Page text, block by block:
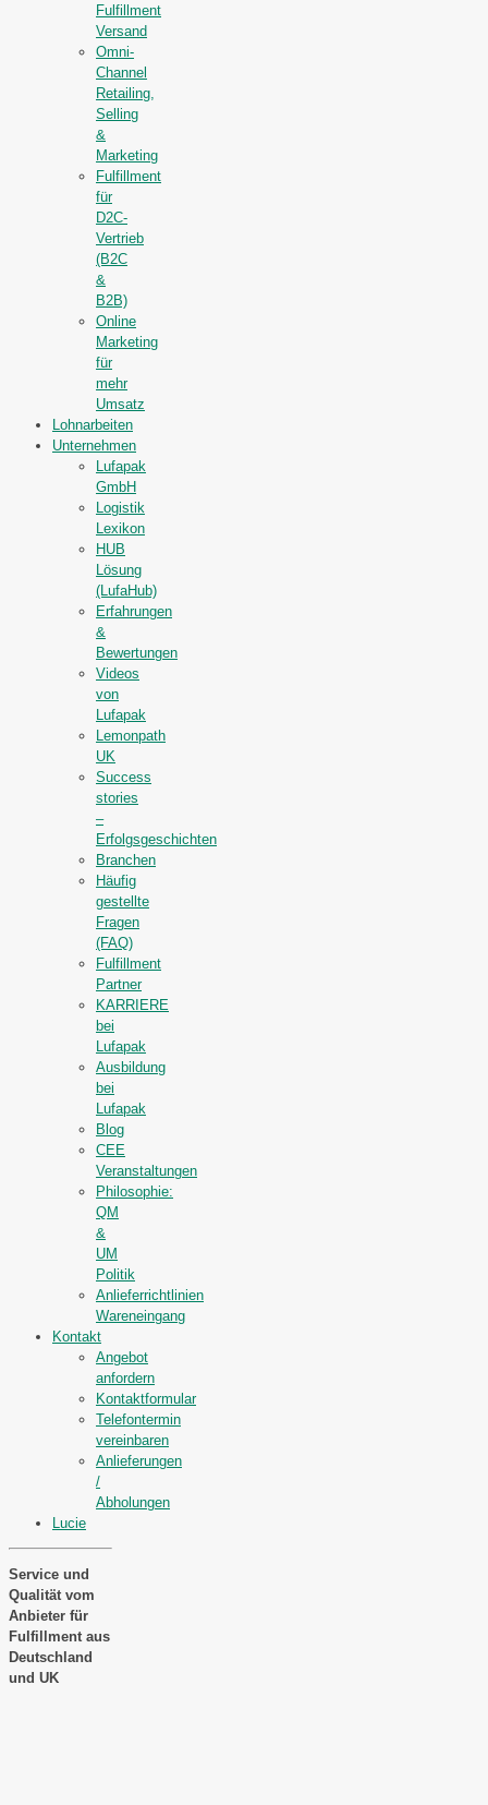
Fulfillment
Versand
Omni-
Channel
Retailing,
Selling
&
Marketing
Fulfillment
für
D2C-
Vertrieb
(B2C
&
B2B)
Online
Marketing
für
mehr
Umsatz
Lohnarbeiten
Unternehmen
Lufapak
GmbH
Logistik
Lexikon
HUB
Lösung
(LufaHub)
Erfahrungen
&
Bewertungen
Videos
von
Lufapak
Lemonpath
UK
Success
stories
–
Erfolgsgeschichten
Branchen
Häufig
gestellte
Fragen
(FAQ)
Fulfillment
Partner
KARRIERE
bei
Lufapak
Ausbildung
bei
Lufapak
Blog
CEE
Veranstaltungen
Philosophie:
QM
&
UM
Politik
Anlieferrichtlinien
Wareneingang
Kontakt
Angebot
anfordern
Kontaktformular
Telefontermin
vereinbaren
Anlieferungen
/
Abholungen
Lucie
Service und
Qualität vom
Anbieter für
Fulfillment aus
Deutschland
und UK